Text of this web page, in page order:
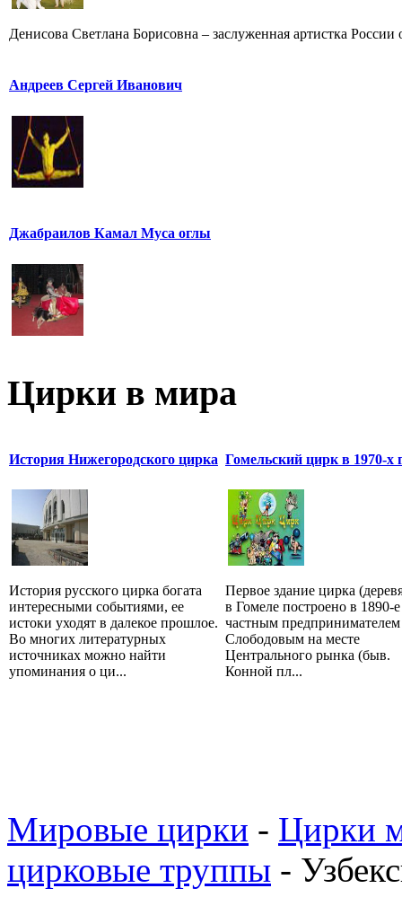
Денисова Светлана Борисовна – заслуженная артистка России
Андреев Сергей Иванович
Джабраилов Камал Муса оглы
Цирки в мира
История Нижегородского цирка
История русского цирка богата
интересными событиями, ее
истоки уходят в далекое прошлое.
Во многих литературных
источниках можно найти
упоминания о ци...
Гомельский цирк в 1970-х
Первое здание цирка
в Гомеле построено в 1890-
частным
Слободовым на месте
Центрального рынка (быв.
Конной пл...
Мировые цирки - Цирки
цирковые труппы -